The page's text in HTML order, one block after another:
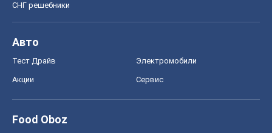
СНГ решебники
Авто
Тест Драйв Электромобили
Акции Сервис
Food Oboz